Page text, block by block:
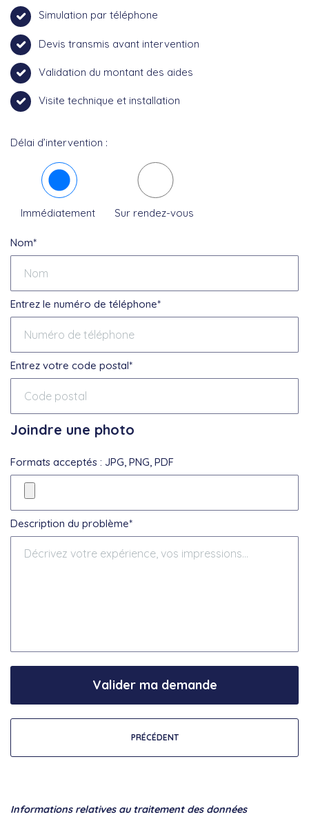
Simulation par téléphone
Devis transmis avant intervention
Validation du montant des aides
Visite technique et installation
Délai d’intervention :
Immédiatement Sur rendez-vous
Nom*
Entrez le numéro de téléphone*
Entrez votre code postal*
Joindre une photo
Formats acceptés : JPG, PNG, PDF
Description du problème*
PRÉCÉDENT
Valider ma demande
Informations relatives au traitement des données